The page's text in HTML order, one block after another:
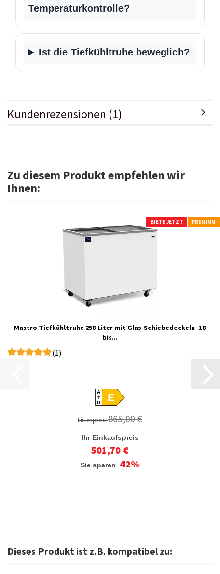
Temperaturkontrolle?
Ist die Tiefkühltruhe beweglich?
Kundenrezensionen (1)
Zu diesem Produkt empfehlen wir
Ihnen:
BIETE JETZT PREMIUM
Mastro Tiefkühltruhe 258 Liter mit Glas-Schiebedeckeln -18
bis...
(1)
A
GE
Listenpreis:865,00 €
Ihr Einkaufspreis
501,70 €
Sie sparen 42%
Dieses Produkt ist z.B. kompatibel zu: